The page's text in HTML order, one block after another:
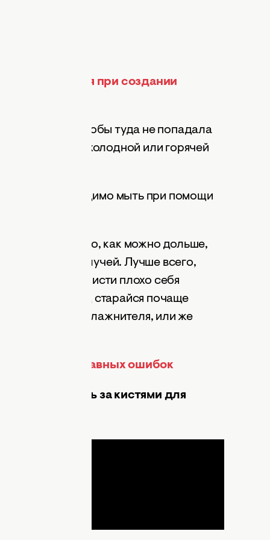
допускаются при создании
часть, следи, чтобы туда не попадала
в теплой, а не холодной или горячей
необходимо мыть при помощи
свое качество, как можно дольше,
солнечных лучей. Лучше всего,
Также кисти плохо себя
период старайся почаще
при помощи увлажнителя, или же
с бровями: 5 главных ошибок
ухаживать за кистями для